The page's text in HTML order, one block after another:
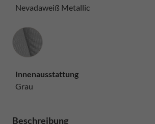
Nevadaweiß Metallic
Innenausstattung
Innenausstattung
Grau
Beschreibung